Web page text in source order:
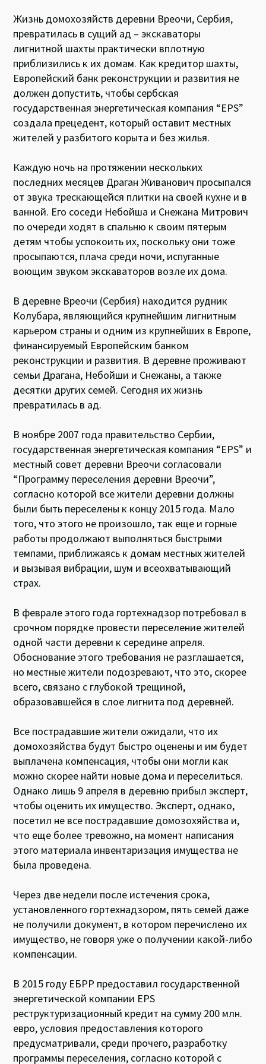
Жизнь домохозяйств деревни Вреочи, Сербия,
превратилась в сущий ад – экскаваторы
лигнитной шахты практически вплотную
приблизились к их домам. Как кредитор шахты,
Европейский банк реконструкции и развития не
должен допустить, чтобы сербская
государственная энергетическая компания “EPS”
создала прецедент, который оставит местных
жителей у разбитого корыта и без жилья.
Каждую ночь на протяжении нескольких
последних месяцев Драган Живанович просыпался
от звука трескающейся плитки на своей кухне и в
ванной. Его соседи Небойша и Снежана Митрович
по очереди ходят в спальню к своим пятерым
детям чтобы успокоить их, поскольку они тоже
просыпаются, плача среди ночи, испуганные
воющим звуком экскаваторов возле их дома.
В деревне Вреочи (Сербия) находится рудник
Колубара, являющийся крупнейшим лигнитным
карьером страны и одним из крупнейших в Европе,
финансируемый Европейским банком
реконструкции и развития. В деревне проживают
семьи Драгана, Небойши и Снежаны, а также
десятки других семей. Сегодня их жизнь
превратилась в ад.
В ноябре 2007 года правительство Сербии,
государственная энергетическая компания “EPS” и
местный совет деревни Вреочи согласовали
“Программу переселения деревни Вреочи”,
согласно которой все жители деревни должны
были быть переселены к концу 2015 года. Мало
того, что этого не произошло, так еще и горные
работы продолжают выполняться быстрыми
темпами, приближаясь к домам местных жителей
и вызывая вибрации, шум и всеохватывающий
страх.
В феврале этого года гортехнадзор потребовал в
срочном порядке провести переселение жителей
одной части деревни к середине апреля.
Обоснование этого требования не разглашается,
но местные жители подозревают, что это, скорее
всего, связано с глубокой трещиной,
образовавшейся в слое лигнита под деревней.
Все пострадавшие жители ожидали, что их
домохозяйства будут быстро оценены и им будет
выплачена компенсация, чтобы они могли как
можно скорее найти новые дома и переселиться.
Однако лишь 9 апреля в деревню прибыл эксперт,
чтобы оценить их имущество. Эксперт, однако,
посетил не все пострадавшие домозохяйства и,
что еще более тревожно, на момент написания
этого материала инвентаризация имущества не
была проведена.
Через две недели после истечения срока,
установленного гортехнадзором, пять семей даже
не получили документ, в котором перечислено их
имущество, не говоря уже о получении какой-либо
компенсации.
В 2015 году ЕБРР предоставил государственной
энергетической компании EPS
реструктуризационный кредит на сумму 200 млн.
евро, условия предоставления которого
предусматривали, среди прочего, разработку
программы переселения, согласно которой с